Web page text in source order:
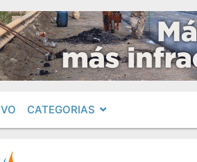
CATEGORIAS